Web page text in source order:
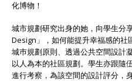
化博物！
城市規劃研究出身的她，向學生分
Design」，如何能提升幸福感的社
城巿規劃原則、透過公共空間設計
以人為本的社區規劃。學生亦跟隨
進行考察，為該空間的設計評分，